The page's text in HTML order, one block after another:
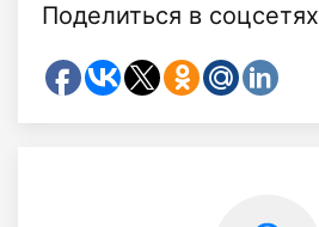
Поделиться в соцсетях